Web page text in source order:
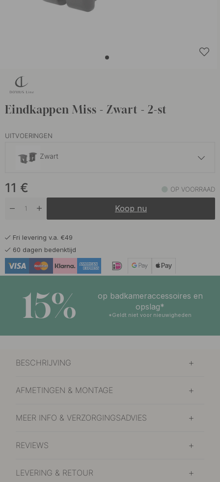
Eindkappen Miss - Zwart - 2-st
UITVOERINGEN
Zwart
Op voorraad
11 € OP VOORRAAD
Koop nu
Fri levering v.a. €49
60 dagen bedenktijd
15%
op badkameraccessoires en
opslag*
*Geldt niet voor nieuwigheden
BESCHRIJVING
AFMETINGEN & MONTAGE
MEER INFO & VERZORGINGSADVIES
REVIEWS
LEVERING & RETOUR